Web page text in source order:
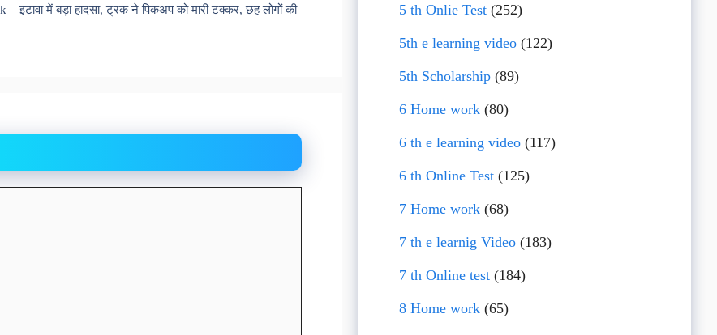
में बड़ा हादसा, ट्रक ने पिकअप को मारी टक्कर, छह लोगों की
5 th Onlie Test (252)
5th e learning video (122)
5th Scholarship (89)
6 Home work (80)
6 th e learning video (117)
6 th Online Test (125)
7 Home work (68)
7 th e learnig Video (183)
7 th Online test (184)
8 Home work (65)